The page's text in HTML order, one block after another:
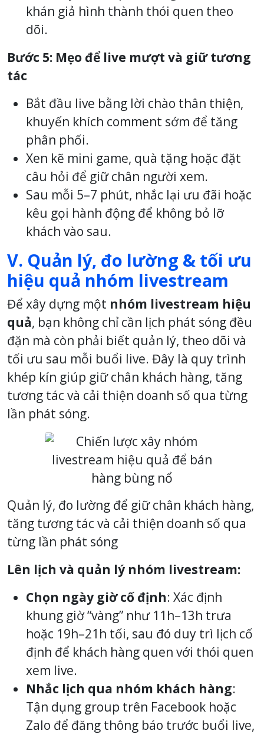
khán giả hình thành thói quen theo
dõi.
Bước 5: Mẹo để live mượt và giữ tương
tác
Bắt đầu live bằng lời chào thân thiện,
khuyến khích comment sớm để tăng
phân phối.
Xen kẽ mini game, quà tặng hoặc đặt
câu hỏi để giữ chân người xem.
Sau mỗi 5–7 phút, nhắc lại ưu đãi hoặc
kêu gọi hành động để không bỏ lỡ
khách vào sau.
V. Quản lý, đo lường & tối ưu
hiệu quả nhóm livestream
Để xây dựng một nhóm livestream hiệu
quả, bạn không chỉ cần lịch phát sóng đều
đặn mà còn phải biết quản lý, theo dõi và
tối ưu sau mỗi buổi live. Đây là quy trình
khép kín giúp giữ chân khách hàng, tăng
tương tác và cải thiện doanh số qua từng
lần phát sóng.
Quản lý, đo lường để giữ chân khách hàng,
tăng tương tác và cải thiện doanh số qua
từng lần phát sóng
Lên lịch và quản lý nhóm livestream:
Chọn ngày giờ cố định: Xác định
khung giờ “vàng” như 11h–13h trưa
hoặc 19h–21h tối, sau đó duy trì lịch cố
định để khách hàng quen với thói quen
xem live.
Nhắc lịch qua nhóm khách hàng:
Tận dụng group trên Facebook hoặc
Zalo để đăng thông báo trước buổi live,